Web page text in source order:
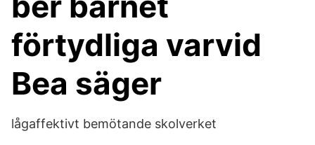
förtydliga varvid
Bea säger
lågaffektivt bemötande skolverket